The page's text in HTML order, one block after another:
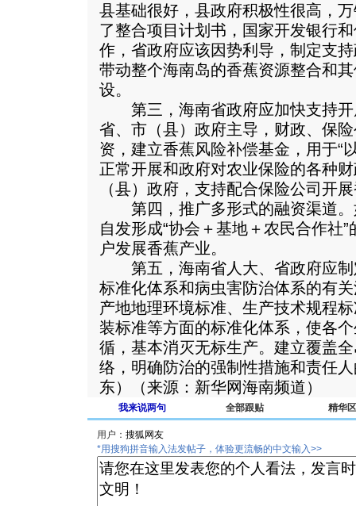
县基础很好，县政府积极性很高，
了整合项目计划书，国家开发银行
作，省政府应该因势利导，制定支
带动整个海南岛的香蕉资源整合和
设。
第三，海南省政府应加快支持开
省、市（县）政府主导，财政、保
资，建立香蕉风险补偿基金，用于“
正常开展和政府对农业保险的各种
（县）政府，支持配合保险公司开
第四，推广多形式的融资渠道。
自发形成“协会＋基地＋农民合作社
户发展香蕉产业。
第五，海南省人大、省政府应制
标准化体系和病虫害防治体系的有
产地地理环境标准、生产技术规程
装标准等方面的标准化体系，使各
循，基本消灭无标生产。建立覆盖
络，明确防治的强制性措施和责任
东）（来源：新华网海南频道）
我来说两句 全部跟贴 精华区
用户：
*用搜狗拼音输入法发帖子，体验更流畅的中文输入>>